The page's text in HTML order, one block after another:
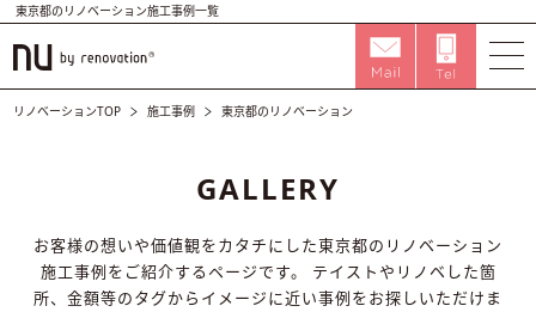
東京都のリノベーション施工事例一覧
リノベーションTOP 施工事例 東京都のリノベーション
GALLERY
お客様の想いや価値観をカタチにした東京都のリノベーション
施工事例をご紹介するページです。
テイストやリノベした箇
所、金額等のタグからイメージに近い事例をお探しいただけま